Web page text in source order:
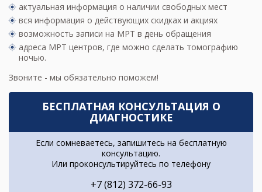
актуальная информация о наличии свободных мест
вся информация о действующих скидках и акциях
возможность записи на МРТ в день обращения
адреса МРТ центров, где можно сделать томографию
ночью.
Звоните - мы обязательно поможем!
БЕСПЛАТНАЯ КОНСУЛЬТАЦИЯ О
ДИАГНОСТИКЕ
Если сомневаетесь, запишитесь на бесплатную
консультацию.
Или проконсультируйтесь по телефону
+7 (812) 372-66-93